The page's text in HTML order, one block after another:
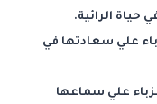
حياة الرائية.
علي سعادتها في
علي سماعها